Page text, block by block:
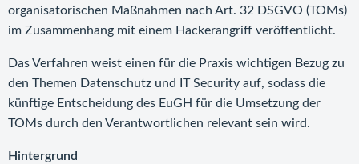
organisatorischen Maßnahmen nach Art. 32 DSGVO (TOMs)
im Zusammenhang mit einem Hackerangriff veröffentlicht.
Das Verfahren weist einen für die Praxis wichtigen Bezug zu
den Themen Datenschutz und IT Security auf, sodass die
künftige Entscheidung des EuGH für die Umsetzung der
TOMs durch den Verantwortlichen relevant sein wird.
Hintergrund